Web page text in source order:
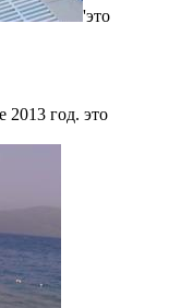
'это
2013 год. это